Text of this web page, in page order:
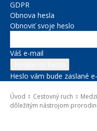
GDPR
Obnova hesla
Obnoviť svoje heslo
Váš e-mail
Heslo vám bude zaslané
Úvod Cestovný ruch
dôležitým nástrojom